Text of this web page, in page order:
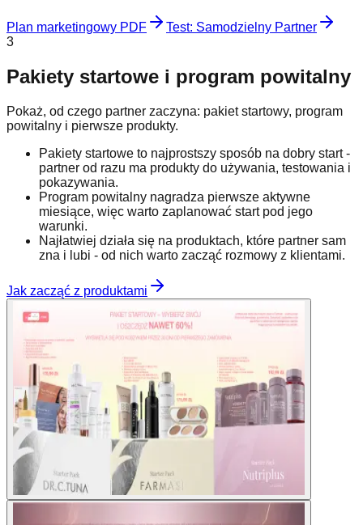
Plan marketingowy PDF
Test: Samodzielny Partner
3
Pakiety startowe i program powitalny
Pokaż, od czego partner zaczyna: pakiet startowy, program
powitalny i pierwsze produkty.
Pakiety startowe to najprostszy sposób na dobry start -
partner od razu ma produkty do używania, testowania i
pokazywania.
Program powitalny nagradza pierwsze aktywne
miesiące, więc warto zaplanować start pod jego
warunki.
Najłatwiej działa się na produktach, które partner sam
zna i lubi - od nich warto zacząć rozmowy z klientami.
Jak zacząć z produktami